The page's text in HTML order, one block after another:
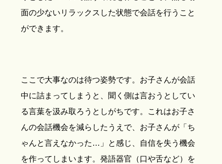
面の少ないリラックスした状態で会話を行うこと
ができます。
ここで大事なのは待つ姿勢です。お子さんが会話
中に詰まってしまうと、聞く側は言おうとしてい
る言葉を汲み取ろうとしがちです。これはお子さ
んの会話機会を減らしたうえで、お子さんが「ち
ゃんと言えなかった…」と感じ、自信を失う機会
を作ってしまいます。発語器官（口や舌など）を